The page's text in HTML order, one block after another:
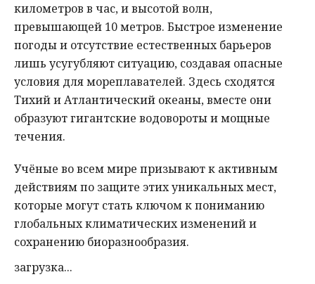
километров в час, и высотой волн,
превышающей 10 метров. Быстрое изменение
погоды и отсутствие естественных барьеров
лишь усугубляют ситуацию, создавая опасные
условия для мореплавателей. Здесь сходятся
Тихий и Атлантический океаны, вместе они
образуют гигантские водовороты и мощные
течения.
Учёные во всем мире призывают к активным
действиям по защите этих уникальных мест,
которые могут стать ключом к пониманию
глобальных климатических изменений и
сохранению биоразнообразия.
загрузка...